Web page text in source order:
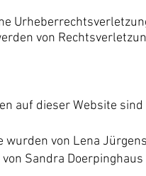
von
auf dieser Website
wurden von Lena
Sandra